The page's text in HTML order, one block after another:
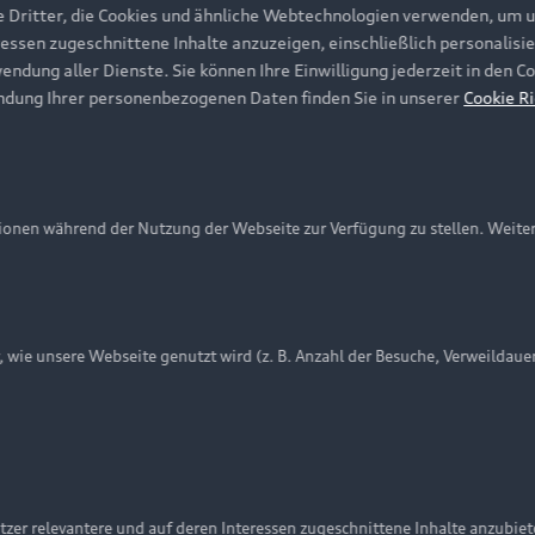
Cookie-Einstellungen Cookie-Richtlinie
die Cookies und ähnliche Webtechnologien verwenden, um
zugeschnittene Inhalte anzuzeigen, einschließlich
aller Dienste. Sie können Ihre Einwilligung jederzeit in den
Ihrer personenbezogenen Daten finden Sie in unserer Cookie
während der Nutzung der Webseite zur Verfügung zu stellen.
unsere Webseite genutzt wird (z. B. Anzahl der Besuche,
relevantere und auf deren Interessen zugeschnittene Inhalte